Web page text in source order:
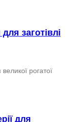
заготівлі
рогатої
для